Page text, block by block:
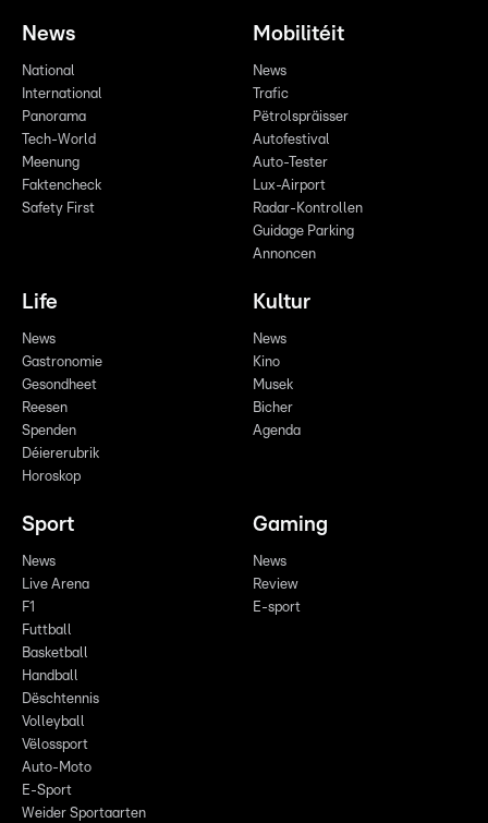
News
National
International
Panorama
Tech-World
Meenung
Faktencheck
Safety First
Mobilitéit
News
Trafic
Pëtrolspräisser
Autofestival
Auto-Tester
Lux-Airport
Radar-Kontrollen
Guidage Parking
Annoncen
Life
News
Gastronomie
Gesondheet
Reesen
Spenden
Déiererubrik
Horoskop
Kultur
News
Kino
Musek
Bicher
Agenda
Sport
News
Live Arena
F1
Futtball
Basketball
Handball
Dëschtennis
Volleyball
Vëlossport
Auto-Moto
E-Sport
Weider Sportaarten
Gaming
News
Review
E-sport